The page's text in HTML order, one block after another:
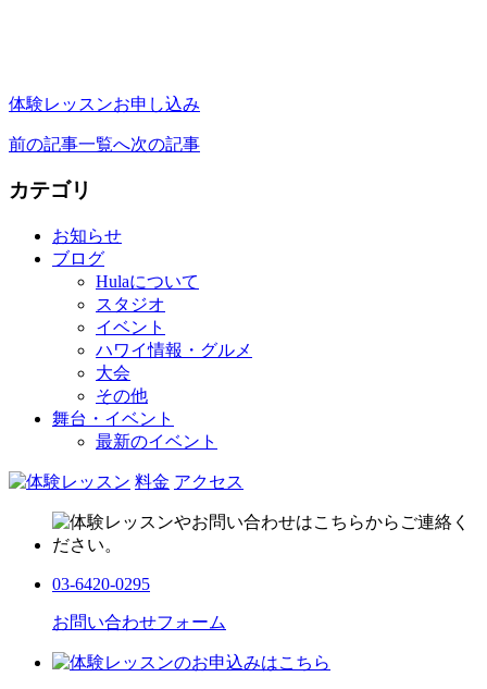
体験レッスンお申し込み
前の記事一覧へ次の記事
カテゴリ
お知らせ
ブログ
Hulaについて
スタジオ
イベント
ハワイ情報・グルメ
大会
その他
舞台・イベント
最新のイベント
料金 アクセス
03-6420-0295
お問い合わせフォーム